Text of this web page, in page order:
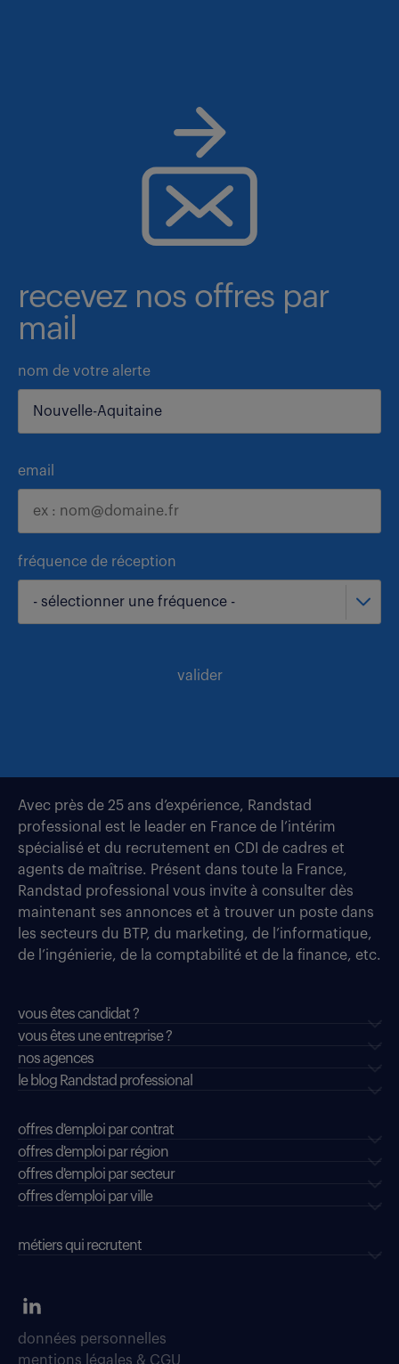
recevez nos offres par
mail
nom de votre alerte
email
fréquence de réception
- sélectionner une fréquence -
valider
Avec près de 25 ans d’expérience, Randstad
professional est le leader en France de l’intérim
spécialisé et du recrutement en CDI de cadres et
agents de maîtrise. Présent dans toute la France,
Randstad professional vous invite à consulter dès
maintenant ses annonces et à trouver un poste dans
les secteurs du BTP, du marketing, de l’informatique,
de l’ingénierie, de la comptabilité et de la finance, etc.
vous êtes candidat ?
vous êtes une entreprise ?
nos agences
le blog Randstad professional
offres d'emploi par contrat
offres d'emploi par région
offres d'emploi par secteur
offres d’emploi par ville
métiers qui recrutent
données personnelles
mentions légales & CGU